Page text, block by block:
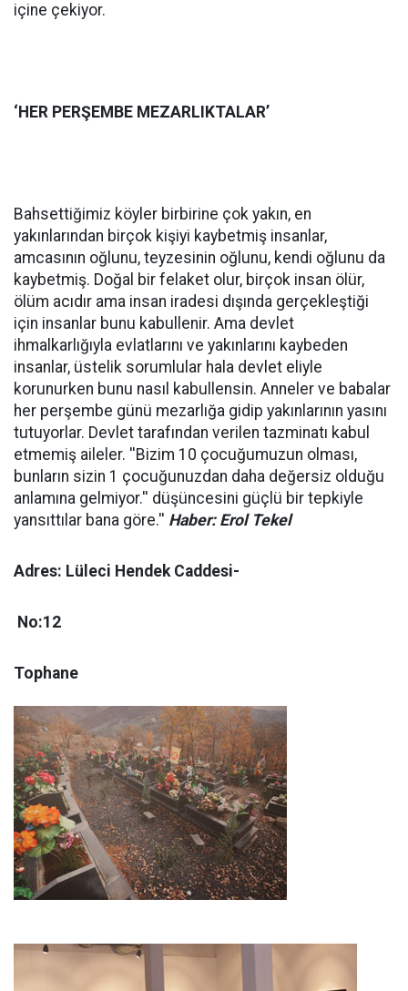
içine çekiyor.
‘HER PERŞEMBE MEZARLIKTALAR’
Bahsettiğimiz köyler birbirine çok yakın, en
yakınlarından birçok kişiyi kaybetmiş insanlar,
amcasının oğlunu, teyzesinin oğlunu, kendi oğlunu da
kaybetmiş. Doğal bir felaket olur, birçok insan ölür,
ölüm acıdır ama insan iradesi dışında gerçekleştiği
için insanlar bunu kabullenir. Ama devlet
ihmalkarlığıyla evlatlarını ve yakınlarını kaybeden
insanlar, üstelik sorumlular hala devlet eliyle
korunurken bunu nasıl kabullensin. Anneler ve babalar
her perşembe günü mezarlığa gidip yakınlarının yasını
tutuyorlar. Devlet tarafından verilen tazminatı kabul
etmemiş aileler. ''Bizim 10 çocuğumuzun olması,
bunların sizin 1 çocuğunuzdan daha değersiz olduğu
anlamına gelmiyor.'' düşüncesini güçlü bir tepkiyle
yansıttılar bana göre.'' Haber: Erol Tekel
Adres: Lüleci Hendek Caddesi-
No:12
Tophane